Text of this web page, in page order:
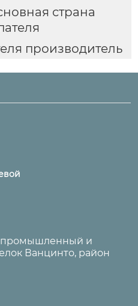
страна
производитель
промышленный и
Ванцинто, район